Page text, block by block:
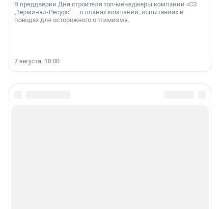
В преддверии Дня строителя топ-менеджеры компании «СЗ
„Терминал-Ресурс“ — о планах компании, испытаниях и
поводах для осторожного оптимизма.
7 августа, 18:00